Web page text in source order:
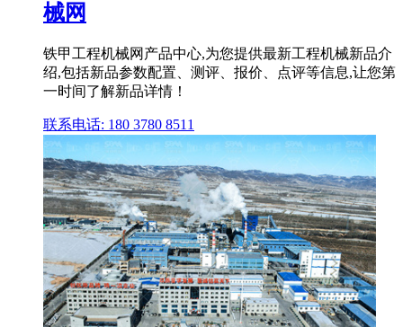
械网
铁甲工程机械网产品中心,为您提供最新工程机械新品介
绍,包括新品参数配置、测评、报价、点评等信息,让您第
一时间了解新品详情！
联系电话: 180 3780 8511